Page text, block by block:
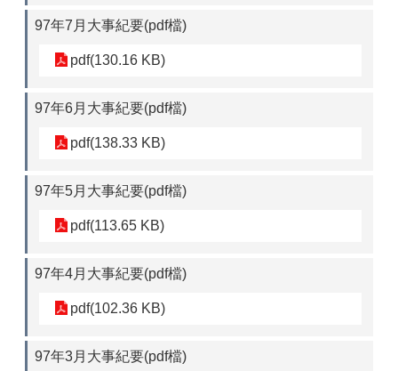
97年7月大事紀要(pdf檔)
pdf(130.16 KB)
97年6月大事紀要(pdf檔)
pdf(138.33 KB)
97年5月大事紀要(pdf檔)
pdf(113.65 KB)
97年4月大事紀要(pdf檔)
pdf(102.36 KB)
97年3月大事紀要(pdf檔)